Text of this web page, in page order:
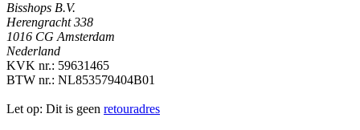
Bisshops B.V.
Herengracht 338
1016 CG Amsterdam
Nederland
KVK nr.: 59631465
BTW nr.: NL853579404B01
Let op: Dit is geen retouradres